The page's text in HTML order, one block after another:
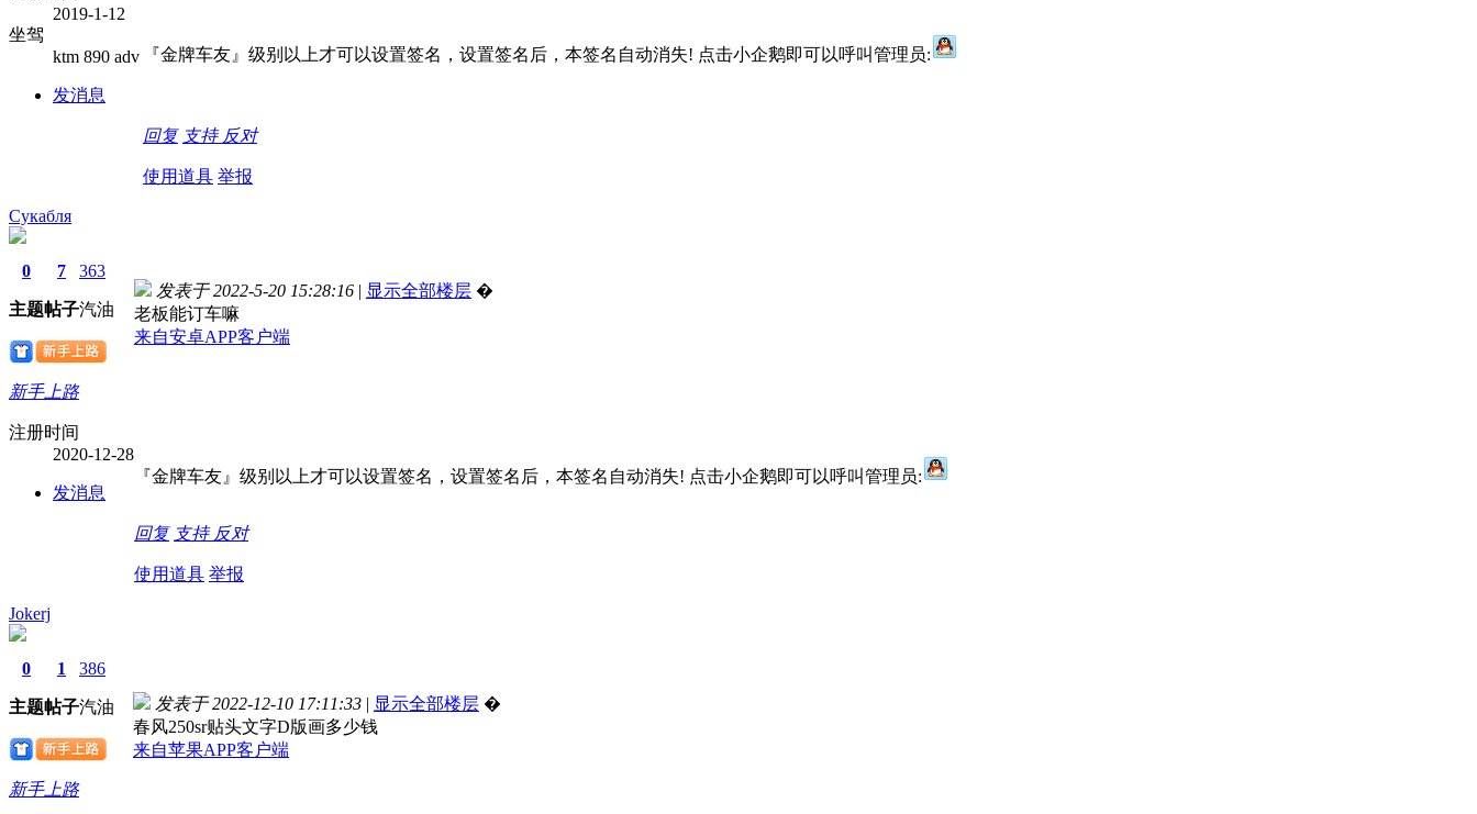
2019-1-12
坐驾
ktm 890 adv
发消息
『金牌车友』级别以上才可以设置签名，设置签名后，本签名自动消失! 点击小企鹅即可以呼叫管理员:
回复 支持 反对
使用道具 举报
Сукабля
0
主题
7
帖子
363
汽油
新手上路
注册时间
2020-12-28
发消息
发表于 2022-5-20 15:28:16 | 显示全部楼层 �
老板能订车嘛
来自安卓APP客户端
『金牌车友』级别以上才可以设置签名，设置签名后，本签名自动消失! 点击小企鹅即可以呼叫管理员:
回复 支持 反对
使用道具 举报
Jokerj
0
主题
1
帖子
386
汽油
新手上路
发表于 2022-12-10 17:11:33 | 显示全部楼层 �
春风250sr贴头文字D版画多少钱
来自苹果APP客户端